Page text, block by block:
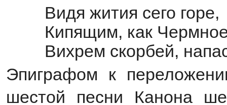
Видя жития сего горе,
Кипящим, как
Вихрем скорбей,
Эпиграфом к
шестой песни Канона